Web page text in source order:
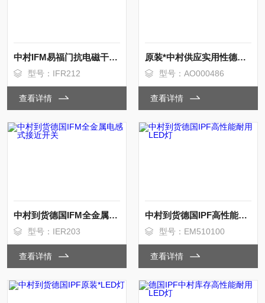
中村IFM易福门抗电磁干扰电感式接近开关
型号：IFR212
查看详情
原装*中村供应实用性德国IPF LED灯
型号：AO000486
查看详情
中村到货德国IFM全金属电感式接近开关
型号：IER203
查看详情
中村到货德国IPF高性能耐用LED灯
型号：EM510100
查看详情